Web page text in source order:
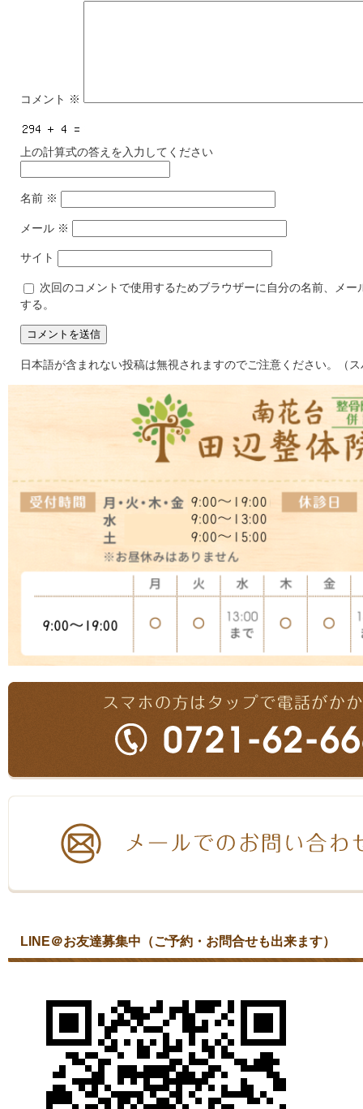
コメント ※
上の計算式の答えを入力してください
名前 ※
メール ※
サイト
次回のコメントで使用するためブラウザーに自分の名前、メー
する。
日本語が含まれない投稿は無視されますのでご注意ください。（
LINE＠お友達募集中（ご予約・お問合せも出来ます）